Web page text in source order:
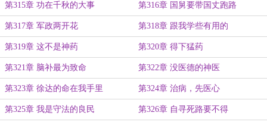
第315章 功在千秋的大事 第316章 国舅要带国丈跑路
第317章 军政两开花 第318章 跟我学些有用的
第319章 这不是神药 第320章 得下猛药
第321章 脑补最为致命 第322章 没医德的神医
第323章 徐达的命在我手里 第324章 治病，先医心
第325章 我是守法的良民 第326章 自寻死路要不得